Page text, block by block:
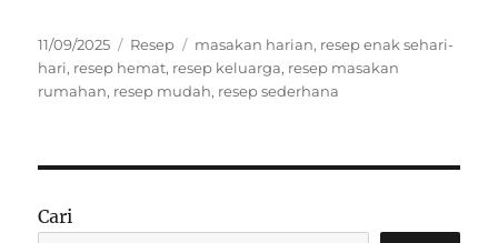
Posted
on
11/09/2025 Categories
Resep Tags
masakan harian, resep enak sehari-
hari, resep hemat, resep keluarga, resep masakan
rumahan, resep mudah, resep sederhana
Cari